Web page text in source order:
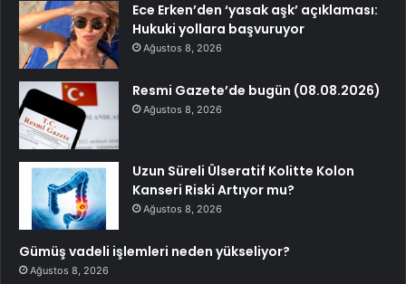
Ece Erken’den ‘yasak aşk’ açıklaması:
Hukuki yollara başvuruyor
Ağustos 8, 2026
Resmi Gazete’de bugün (08.08.2026)
Ağustos 8, 2026
Uzun Süreli Ülseratif Kolitte Kolon
Kanseri Riski Artıyor mu?
Ağustos 8, 2026
Gümüş vadeli işlemleri neden yükseliyor?
Ağustos 8, 2026